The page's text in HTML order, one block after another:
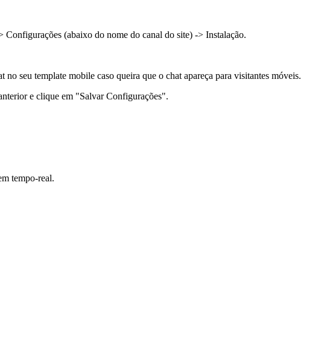
Configurações (abaixo do nome do canal do site) -> Instalação.
seu template mobile caso queira que o chat apareça para visitantes móveis.
e clique em "Salvar Configurações".
tempo-real.